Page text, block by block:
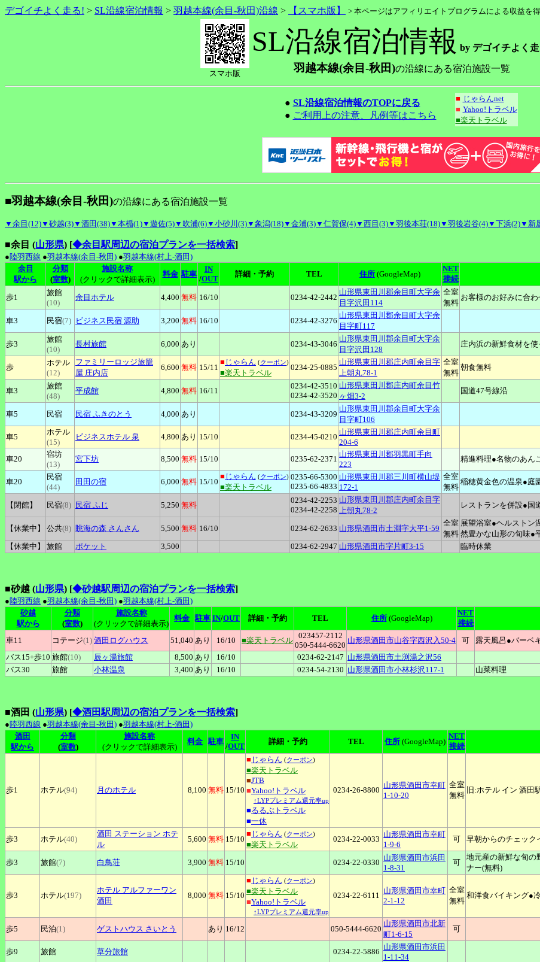
デゴイチよく走る! > SL沿線宿泊情報 > 羽越本線(余目-秋田)沿線 > 【スマホ版】 > 本ページはアフィリエイトプログラムによる収益を
スマホ版
SL沿線宿泊情報 by デゴイチよく
羽越本線(余目-秋田)の沿線にある宿泊施設一覧
● SL沿線宿泊情報のTOPに戻る
● ご利用上の注意、凡例等はこちら
■ じゃらんnet
■ Yahoo!トラベル
■楽天トラベル
■羽越本線(余目-秋田)の沿線にある宿泊施設一覧
▼余目(12)▼砂越(3)▼酒田(38)▼本楯(1)▼遊佐(5)▼吹浦(6)▼小砂川(3)▼象潟(18)▼金浦(3)▼仁賀保(4)▼西目(3)▼羽後本荘(18)▼羽後岩谷(4)▼下浜(2)▼新
■余目 (山形県) [◆余目駅周辺の宿泊プランを一括検索]
●陸羽西線 ●羽越本線(余目-秋田) ●羽越本線(村上-酒田)
余目
駅から
分類
(室数)
施設名称
(クリックで詳細表示)
料金 駐車
IN
/OUT
詳細・予約 TEL 住所 (GoogleMap)
NET
接続
歩1
旅館
(10)
余目ホテル 4,400 無料 16/10 0234-42-2442
山形県東田川郡余目町大字余
目字沢田114
全室
無料
お客様のお好みに合
車3 民宿(7) ビジネス民宿 源助 3,200 無料 16/10 0234-42-3276
山形県東田川郡余目町大字余
目字町117
歩3
旅館
(10)
長村旅館 6,000 あり 0234-43-3046
山形県東田川郡余目町大字余
目字沢田128
庄内浜の新鮮食材を
歩
ホテル
(12)
ファミリーロッジ旅籠
屋 庄内店
6,600 無料 15/11
■ じゃらん (クーポン)
■楽天トラベル
0234-25-0885
山形県東田川郡庄内町余目字
上朝丸78-1
全室
無料
朝食無料
車3
旅館
(48)
平成館 4,800 無料 16/11
0234-42-3510
0234-42-3520
山形県東田川郡庄内町余目竹
ヶ畑3-2
国道47号線沿
車5 民宿 民宿 ふきのとう 4,000 あり 0234-43-3209
山形県東田川郡余目町大字余
目字町106
車5
ホテル
(15)
ビジネスホテル 泉 4,800 あり 15/10 0234-45-0210
山形県東田川郡庄内町余目町
204-6
車20
宿坊
(13)
宮下坊 8,500 無料 15/10 0235-62-2371
山形県東田川郡羽黒町手向
223
精進料理●名物のあん
車20
民宿
(44)
田田の宿 6,000 無料 15/10
■ じゃらん (クーポン)
■楽天トラベル
0235-66-5300
0235-66-4833
山形県東田川郡三川町横山堤
172-1
全室
無料
稲穂黄金色の温泉●庭
【閉館】 民宿(8) 民宿 ふじ 5,250 無料
0234-42-2253
0234-42-2258
山形県東田川郡庄内町余目字
上朝丸78-2
レストランを併設●国
【休業中】 公共(8) 眺海の森 さんさん 5,500 無料 16/10 0234-62-2633 山形県酒田市土淵字大平1-59
全室
無料
展望浴室●ヘルストン
然豊かな山形の旬味●
【休業中】
旅館 ポケット 3,500 0234-62-2947 山形県酒田市字片町3-15 臨時休業
■砂越 (山形県) [◆砂越駅周辺の宿泊プランを一括検索]
●陸羽西線 ●羽越本線(余目-秋田) ●羽越本線(村上-酒田)
砂越
駅から
分類
(室数)
施設名称
(クリックで詳細表示)
料金 駐車 IN/OUT 詳細・予約 TEL 住所(GoogleMap)
NET
接続
車11 コテージ(1) 酒田ログハウス 51,040 あり 16/10 ■楽天トラベル
023457-2112
050-5444-6620
山形県酒田市山谷字西沢入50-4 可
露天風呂●バーベ
バス15+歩10 旅館(10) 辰ヶ湯旅館 8,500 あり 16/10 0234-62-2147 山形県酒田市土渕湯之沢56
バス30
旅館 小林温泉 3,400 あり 16/10 0234-54-2130 山形県酒田市小林杉沢117-1 山菜料理
■酒田 (山形県) [◆酒田駅周辺の宿泊プランを一括検索]
●陸羽西線 ●羽越本線(余目-秋田) ●羽越本線(村上-酒田)
酒田
駅から
分類
(室数)
施設名称
(クリックで詳細表示)
料金 駐車
IN
/OUT
詳細・予約 TEL 住所 (GoogleMap)
NET
接続
歩1 ホテル(94) 月のホテル 8,100 無料 15/10
■ じゃらん (クーポン)
■楽天トラベル
■JTB
■Yahoo!トラベル
↑LYPプレミアム還元率up
■るるぶトラベル
■一休
0234-26-8800
山形県酒田市幸町
1-10-20
全室
無料
旧:ホテル イン 酒田
歩3 ホテル(40)
酒田 ステーション ホテ
ル
5,600 無料 15/10
■ じゃらん (クーポン)
■楽天トラベル
0234-22-0033
山形県酒田市幸町
1-9-6
可 早朝からのチェック
歩3 旅館(7) 白鳥荘 3,900 無料 15/10 0234-22-0330
山形県酒田市浜田
1-8-31
可
地元産の新鮮な旬の
ナー(無料)
歩3 ホテル(197)
ホテル アルファーワン
酒田
8,000 無料 15/10
■ じゃらん (クーポン)
■楽天トラベル
■Yahoo!トラベル
↑LYPプレミアム還元率up
0234-22-6111
山形県酒田市幸町
2-1-12
全室
無料
和洋食バイキング●
歩5 民泊(1) ゲストハウス さいとう あり 16/12 050-5444-6620
山形県酒田市北新
町1-6-15
可
歩9 旅館 草分旅館 0234-22-5886
山形県酒田市浜田
1-11-34